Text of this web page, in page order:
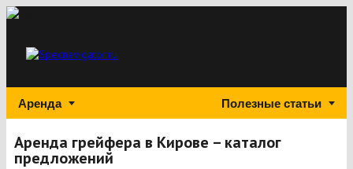
Аренда Полезные статьи
Аренда грейфера в Кирове – каталог
предложений